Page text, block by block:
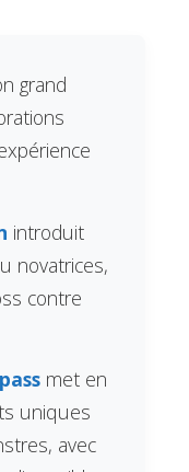
grand
introduit
novatrices,
contre
met en
uniques
avec